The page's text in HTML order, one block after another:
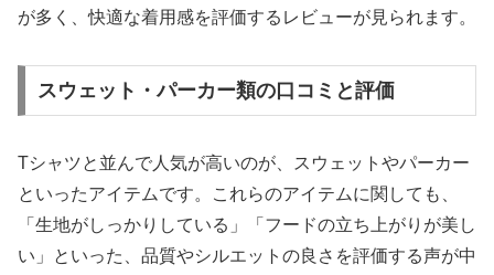
が多く、快適な着用感を評価するレビューが見られます。
スウェット・パーカー類の口コミと評価
Tシャツと並んで人気が高いのが、スウェットやパーカー
といったアイテムです。これらのアイテムに関しても、
「生地がしっかりしている」「フードの立ち上がりが美し
い」といった、品質やシルエットの良さを評価する声が中